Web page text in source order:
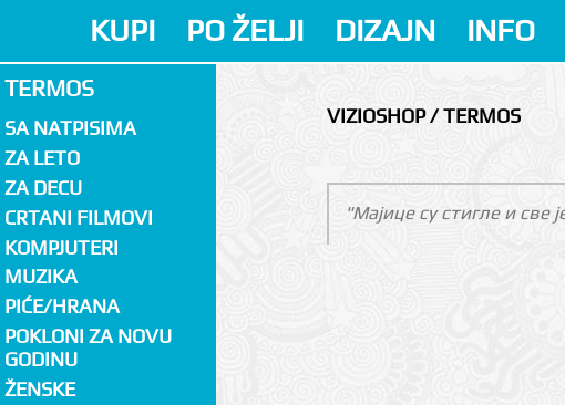
KUPI PO ŽELJI DIZAJN INFO
TERMOS
SA NATPISIMA
ZA LETO
ZA DECU
CRTANI FILMOVI
KOMPJUTERI
MUZIKA
PIĆE/HRANA
POKLONI ZA NOVU
GODINU
ŽENSKE
VIZIOSHOP / TERMOS
"Мајице су стигле и све